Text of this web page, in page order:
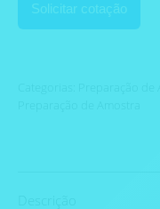
Solicitar cotação